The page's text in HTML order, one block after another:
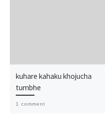
kuhare kahaku khojucha
tumbhe
1 comment